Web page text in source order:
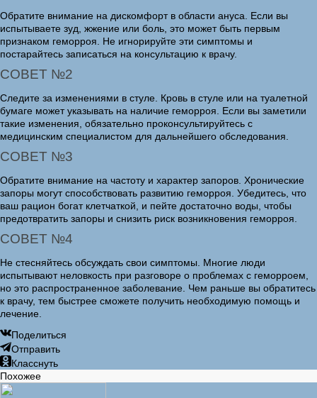
Обратите внимание на дискомфорт в области ануса. Если вы
испытываете зуд, жжение или боль, это может быть первым
признаком геморроя. Не игнорируйте эти симптомы и
постарайтесь записаться на консультацию к врачу.
СОВЕТ №2
Следите за изменениями в стуле. Кровь в стуле или на туалетной
бумаге может указывать на наличие геморроя. Если вы заметили
такие изменения, обязательно проконсультируйтесь с
медицинским специалистом для дальнейшего обследования.
СОВЕТ №3
Обратите внимание на частоту и характер запоров. Хронические
запоры могут способствовать развитию геморроя. Убедитесь, что
ваш рацион богат клетчаткой, и пейте достаточно воды, чтобы
предотвратить запоры и снизить риск возникновения геморроя.
СОВЕТ №4
Не стесняйтесь обсуждать свои симптомы. Многие люди
испытывают неловкость при разговоре о проблемах с геморроем,
но это распространенное заболевание. Чем раньше вы обратитесь
к врачу, тем быстрее сможете получить необходимую помощь и
лечение.
Поделиться
Отправить
Класснуть
Похожее